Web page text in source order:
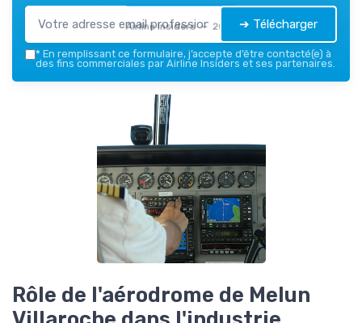
Airline Insiders — 2026 ➔ Télécharger
* En remplissant ce formulaire, j’accepte d’être contacté(e) à
des fins commerciales par Airline Insiders et ses partenaires.
Rôle de l'aérodrome de Melun